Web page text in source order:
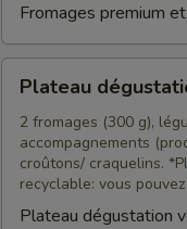
Fromages premium
dégustation
végétarien
Plateau
2 fromages (300 g),
accompagnements
croûtons/ craquelins.
recyclable: vous
Plateau dégustation